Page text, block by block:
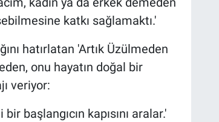
katkı sağlamaktı.'
hatırlatan 'Artık Üzülmeden
onu hayatın doğal bir
veriyor:
başlangıcın kapısını aralar.'